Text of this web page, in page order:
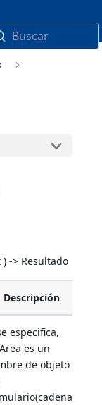
Buscar
) -> Resultado
Descripción
especifica,
es un
de objeto